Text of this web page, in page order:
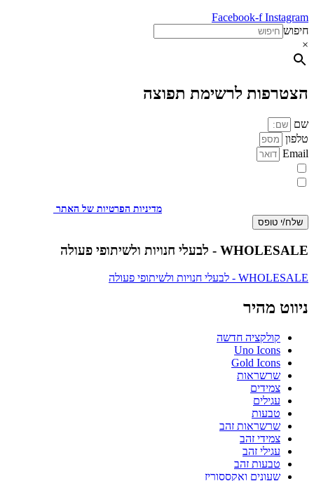
Facebook-f Instagram
חיפוש
×
הצטרפות לרשימת תפוצה
שם
טלפון
Email
מדיניות הפרטיות של האתר
שלח/י טופס
WHOLESALE - לבעלי חנויות ולשיתופי פעולה
WHOLESALE - לבעלי חנויות ולשיתופי פעולה
ניווט מהיר
קולקציה חדשה
Uno Icons
Gold Icons
שרשראות
צמידים
עגילים
טבעות
שרשראות זהב
צמידי זהב
עגילי זהב
טבעות זהב
שעונים ואקססוריז